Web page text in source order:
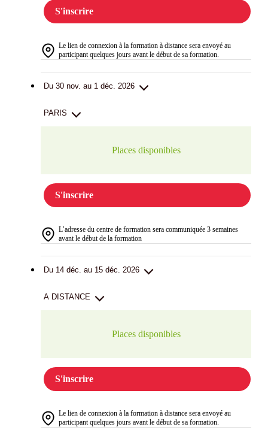
S'inscrire
Le lien de connexion à la formation à distance sera envoyé au
participant quelques jours avant le début de sa formation.
Du 30 nov. au 1 déc. 2026
PARIS
Places disponibles
S'inscrire
L’adresse du centre de formation sera communiquée 3 semaines
avant le début de la formation
Du 14 déc. au 15 déc. 2026
A DISTANCE
Places disponibles
S'inscrire
Le lien de connexion à la formation à distance sera envoyé au
participant quelques jours avant le début de sa formation.